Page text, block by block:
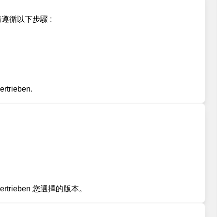
循以下步驟 :
您選擇的版本。